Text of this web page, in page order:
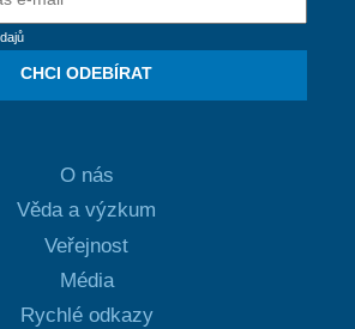
CHCI ODEBÍRAT
O nás
Věda a výzkum
Veřejnost
Média
Rychlé odkazy